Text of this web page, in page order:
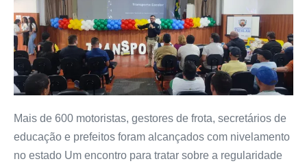
Mais de 600 motoristas, gestores de frota, secretários de
educação e prefeitos foram alcançados com nivelamento
no estado Um encontro para tratar sobre a regularidade